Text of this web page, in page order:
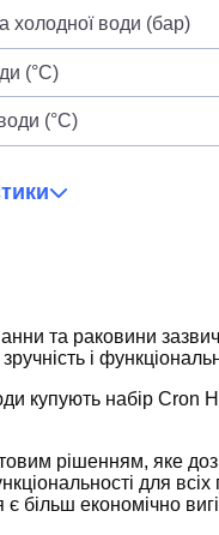
холодної води (бар)
(°C)
(°C)
та раковини
і
купують набір Cron
рішенням, яке
для всіх
є більш економічно